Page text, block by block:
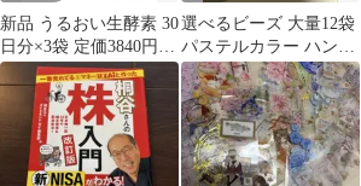
新品 うるおい生酵素 30
日分×3袋 定価3840円相
当 お得
選べるビーズ 大量12袋
パステルカラー ハンド
メイド素材 お得 かわい
い